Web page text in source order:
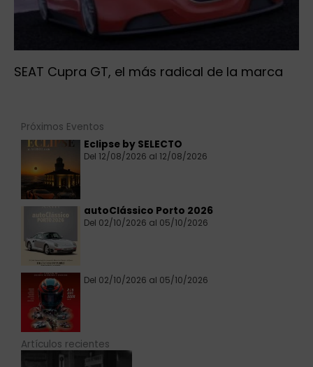
SEAT Cupra GT, el más radical de la marca
Próximos Eventos
Eclipse by SELECTO
Del 12/08/2026 al 12/08/2026
autoClássico Porto 2026
Del 02/10/2026 al 05/10/2026
Del 02/10/2026 al 05/10/2026
Artículos recientes